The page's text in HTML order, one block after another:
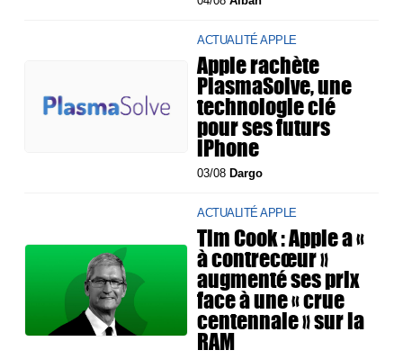
ACTUALITÉ APPLE
Apple rachète
PlasmaSolve, une
technologie clé
pour ses futurs
iPhone
03/08 Dargo
ACTUALITÉ APPLE
Tim Cook : Apple a «
à contrecœur »
augmenté ses prix
face à une « crue
centennale » sur la
RAM